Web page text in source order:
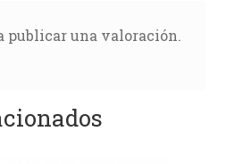
publicar una valoración.